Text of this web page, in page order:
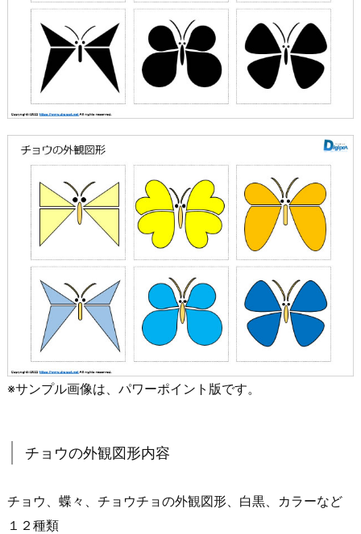
※サンプル画像は、パワーポイント版です。
チョウの外観図形内容
チョウ、蝶々、チョウチョの外観図形、白黒、カラーなど
１２種類